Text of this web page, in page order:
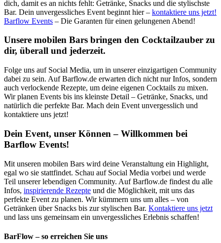
dich, damit es an nichts fehlt: Getränke, Snacks und die stylischste
Bar. Dein unvergessliches Event beginnt hier – kontaktiere uns jetzt!
Barflow Events – Die Garanten für einen gelungenen Abend!
Unsere mobilen Bars bringen den Cocktailzauber zu
dir, überall und jederzeit.
Folge uns auf Social Media, um in unserer einzigartigen Community
dabei zu sein. Auf Barflow.de erwarten dich nicht nur Infos, sondern
auch verlockende Rezepte, um deine eigenen Cocktails zu mixen.
Wir planen Events bis ins kleinste Detail – Getränke, Snacks, und
natürlich die perfekte Bar. Mach dein Event unvergesslich und
kontaktiere uns jetzt!
Dein Event, unser Können – Willkommen bei
Barflow Events!
Mit unseren mobilen Bars wird deine Veranstaltung ein Highlight,
egal wo sie stattfindet. Schau auf Social Media vorbei und werde
Teil unserer lebendigen Community. Auf Barflow.de findest du alle
Infos, inspirierende Rezepte und die Möglichkeit, mit uns das
perfekte Event zu planen. Wir kümmern uns um alles – von
Getränken über Snacks bis zur stylischen Bar. Kontaktiere uns jetzt
und lass uns gemeinsam ein unvergessliches Erlebnis schaffen!
BarFlow – so erreichen Sie uns